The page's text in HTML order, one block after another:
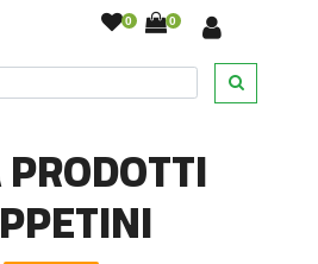
0 0
/